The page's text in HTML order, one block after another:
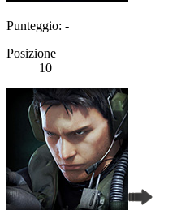
Punteggio: -
Posizione
10